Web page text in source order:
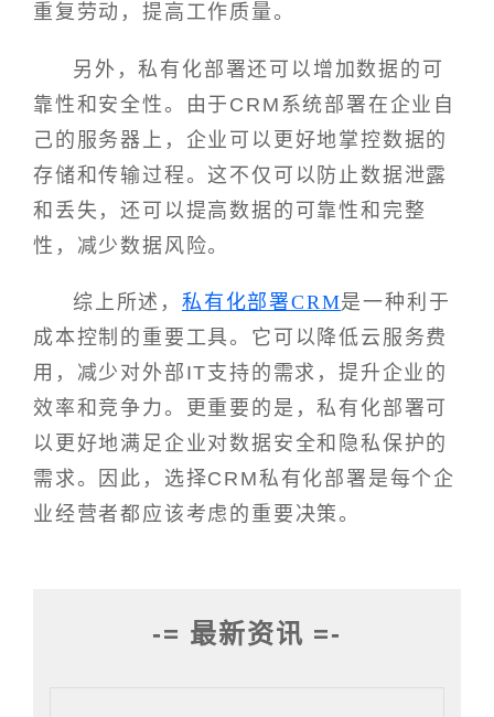
重复劳动，提高工作质量。
另外，私有化部署还可以增加数据的可
靠性和安全性。由于CRM系统部署在企业自
己的服务器上，企业可以更好地掌控数据的
存储和传输过程。这不仅可以防止数据泄露
和丢失，还可以提高数据的可靠性和完整
性，减少数据风险。
综上所述， 私有化部署CRM是一种利于
成本控制的重要工具。它可以降低云服务费
用，减少对外部IT支持的需求，提升企业的
效率和竞争力。更重要的是，私有化部署可
以更好地满足企业对数据安全和隐私保护的
需求。因此，选择CRM私有化部署是每个企
业经营者都应该考虑的重要决策。
-= 最新资讯 =-